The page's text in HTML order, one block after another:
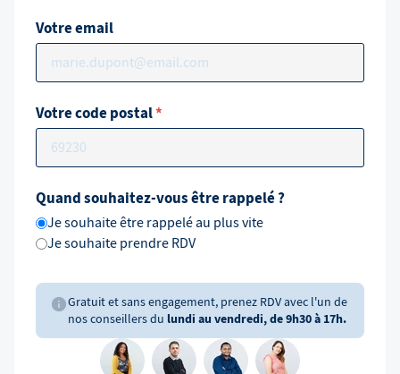
Votre email
Votre code postal*
Quand souhaitez-vous être rappelé ?
Je souhaite être rappelé au plus vite
Je souhaite prendre RDV
Gratuit et sans engagement, prenez RDV avec l'un de
nos conseillers du lundi au vendredi, de 9h30 à 17h.